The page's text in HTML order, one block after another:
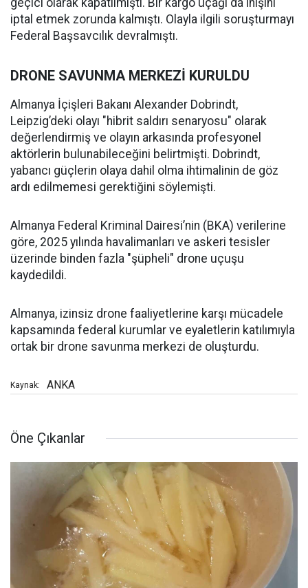
geçici olarak kapatılmıştı. Bir kargo uçağı da inişini
iptal etmek zorunda kalmıştı. Olayla ilgili soruşturmayı
Federal Başsavcılık devralmıştı.
DRONE SAVUNMA MERKEZİ KURULDU
Almanya İçişleri Bakanı Alexander Dobrindt,
Leipzig’deki olayı "hibrit saldırı senaryosu" olarak
değerlendirmiş ve olayın arkasında profesyonel
aktörlerin bulunabileceğini belirtmişti. Dobrindt,
yabancı güçlerin olaya dahil olma ihtimalinin de göz
ardı edilmemesi gerektiğini söylemişti.
Almanya Federal Kriminal Dairesi’nin (BKA) verilerine
göre, 2025 yılında havalimanları ve askeri tesisler
üzerinde binden fazla "şüpheli" drone uçuşu
kaydedildi.
Almanya, izinsiz drone faaliyetlerine karşı mücadele
kapsamında federal kurumlar ve eyaletlerin katılımıyla
ortak bir drone savunma merkezi de oluşturdu.
Kaynak: ANKA
Öne Çıkanlar